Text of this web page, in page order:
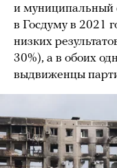
и муниципальный
в Госдуму в 2021
низких
30%), а в обоих
выдвиженцы